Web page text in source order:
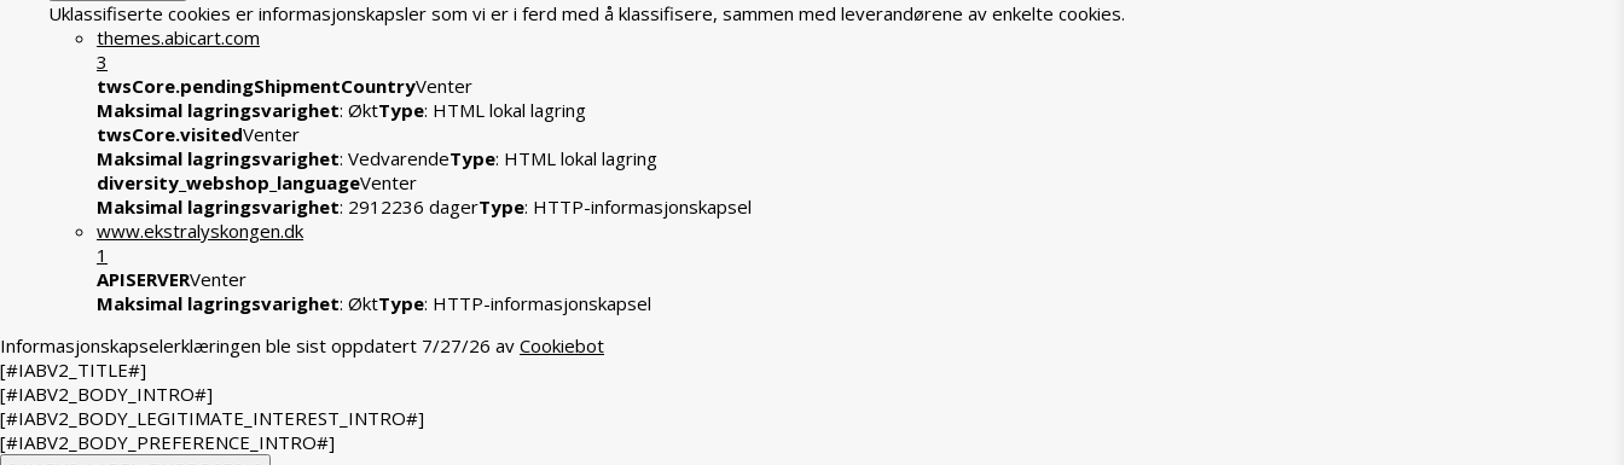
Uklassifiserte cookies er informasjonskapsler som vi er i ferd med å klassifisere, sammen med leverandørene av enkelte cookies.
themes.abicart.com
3
twsCore.pendingShipmentCountryVenter
Maksimal lagringsvarighet: ØktType: HTML lokal lagring
twsCore.visitedVenter
Maksimal lagringsvarighet: VedvarendeType: HTML lokal lagring
diversity_webshop_languageVenter
Maksimal lagringsvarighet: 2912236 dagerType: HTTP-informasjonskapsel
www.ekstralyskongen.dk
1
APISERVERVenter
Maksimal lagringsvarighet: ØktType: HTTP-informasjonskapsel
Informasjonskapselerklæringen ble sist oppdatert 7/27/26 av Cookiebot
[#IABV2_TITLE#]
[#IABV2_BODY_INTRO#]
[#IABV2_BODY_LEGITIMATE_INTEREST_INTRO#]
[#IABV2_BODY_PREFERENCE_INTRO#]